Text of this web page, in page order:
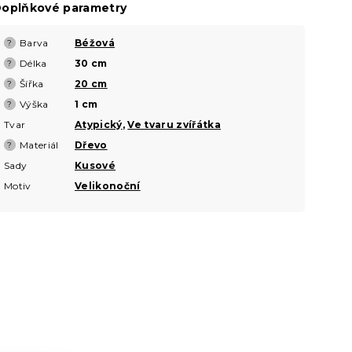
parametry
? Barva Béžová
? Délka 30 cm
? Šířka 20 cm
? Výška
1 cm
Tvar
Atypický,Ve tvaru zvířátka
? Materiál
Dřevo
Sady
Kusové
Motiv
Velikonoční